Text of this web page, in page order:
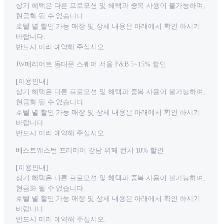
상기 혜택은 다른 프로모션 및 혜택과 중복 사용이 불가능하며,
현금화 될 수 없습니다.
호텔 별 할인 가능 매장 및 상세 내용은 아래에서 확인 하시기
바랍니다.
반드시 미리 예약해 주십시오.
JW메리어트 동대문 스퀘어 서울 F&B 5~15% 할인
[이용안내]
상기 혜택은 다른 프로모션 및 혜택과 중복 사용이 불가능하며,
현금화 될 수 없습니다.
호텔 별 할인 가능 매장 및 상세 내용은 아래에서 확인 하시기
바랍니다.
반드시 미리 예약해 주십시오.
베스트웨스턴 프리미어 강남 뷔페 런치 10% 할인
[이용안내]
상기 혜택은 다른 프로모션 및 혜택과 중복 사용이 불가능하며,
현금화 될 수 없습니다.
호텔 별 할인 가능 매장 및 상세 내용은 아래에서 확인 하시기
바랍니다.
반드시 미리 예약해 주십시오.